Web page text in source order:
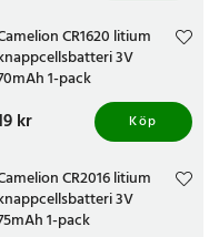
CR1620 litium
3V
1-pack
:19 kr
kr Köp
CR2016 litium
3V
1-pack